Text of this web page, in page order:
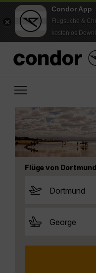
Condor App
Flugsuche &
kostenlos
Flüge von